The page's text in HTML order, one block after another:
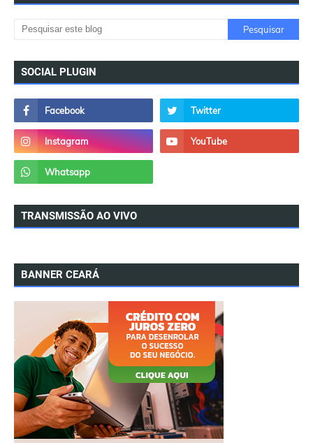
SOCIAL PLUGIN
TRANSMISSÃO AO VIVO
BANNER CEARÁ